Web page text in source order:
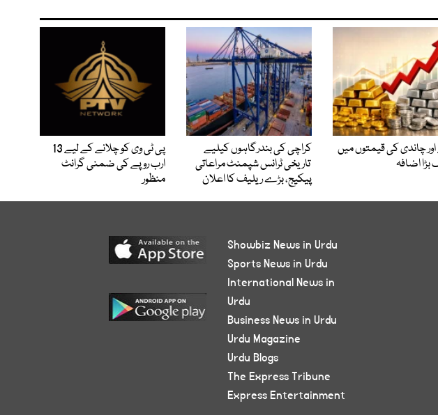
چاندی کی قیمتوں میں
بڑا اضافہ
کراچی کی بندرگاہوں کیلیے
تاریخی ٹرانس شپمنٹ مراعاتی
پیکیج، بڑے ریلیف کا اعلان
پی ٹی وی کو چلانے کے لیے 13
ارب روپے کی ضمنی گرانٹ
منظور
Showbiz News in Urdu
Sports News in Urdu
International News in
Urdu
Business News in Urdu
Urdu Magazine
Urdu Blogs
The Express Tribune
Express Entertainment